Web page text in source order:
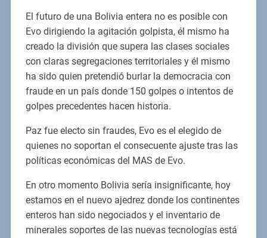
El futuro de una Bolivia entera no es posible con
Evo dirigiendo la agitación golpista, él mismo ha
creado la división que supera las clases sociales
con claras segregaciones territoriales y él mismo
ha sido quien pretendió burlar la democracia con
fraude en un país donde 150 golpes o intentos de
golpes precedentes hacen historia.
Paz fue electo sin fraudes, Evo es el elegido de
quienes no soportan el consecuente ajuste tras las
políticas económicas del MAS de Evo.
En otro momento Bolivia sería insignificante, hoy
estamos en el nuevo ajedrez donde los continentes
enteros han sido negociados y el inventario de
minerales soportes de las nuevas tecnologías está